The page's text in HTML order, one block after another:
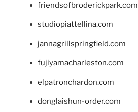
friendsofbroderickpark.com
studiopiattellina.com
jannagrillspringfield.com
fujiyamacharleston.com
elpatronchardon.com
donglaishun-order.com